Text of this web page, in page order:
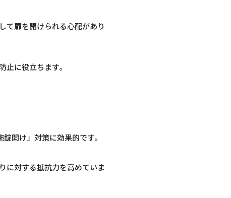
て扉を開けられる心配があり
に役立ちます。
開け」対策に効果的です。
に対する抵抗力を高めていま